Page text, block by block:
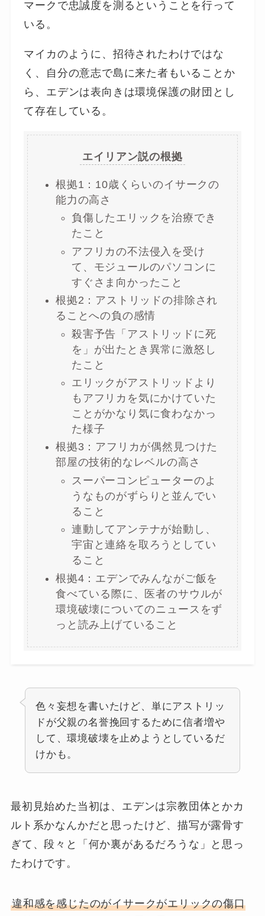
マークで忠誠度を測るということを行って
いる。
マイカのように、招待されたわけではな
く、自分の意志で島に来た者もいることか
ら、エデンは表向きは環境保護の財団とし
て存在している。
エイリアン説の根拠
根拠1：10歳くらいのイサークの
能力の高さ
負傷したエリックを治療でき
たこと
アフリカの不法侵入を受け
て、モジュールのパソコンに
すぐさま向かったこと
根拠2：アストリッドの排除され
ることへの負の感情
殺害予告「アストリッドに死
を」が出たとき異常に激怒し
たこと
エリックがアストリッドより
もアフリカを気にかけていた
ことがかなり気に食わなかっ
た様子
根拠3：アフリカが偶然見つけた
部屋の技術的なレベルの高さ
スーパーコンピューターのよ
うなものがずらりと並んでい
ること
連動してアンテナが始動し、
宇宙と連絡を取ろうとしてい
ること
根拠4：エデンでみんながご飯を
食べている際に、医者のサウルが
環境破壊についてのニュースをず
っと読み上げていること
色々妄想を書いたけど、単にアストリッ
ドが父親の名誉挽回するために信者増や
して、環境破壊を止めようとしているだ
けかも。
最初見始めた当初は、エデンは宗教団体とかカ
ルト系かなんかだと思ったけど、描写が露骨す
ぎて、段々と「何か裏があるだろうな」と思っ
たわけです。
違和感を感じたのがイサークがエリックの傷口